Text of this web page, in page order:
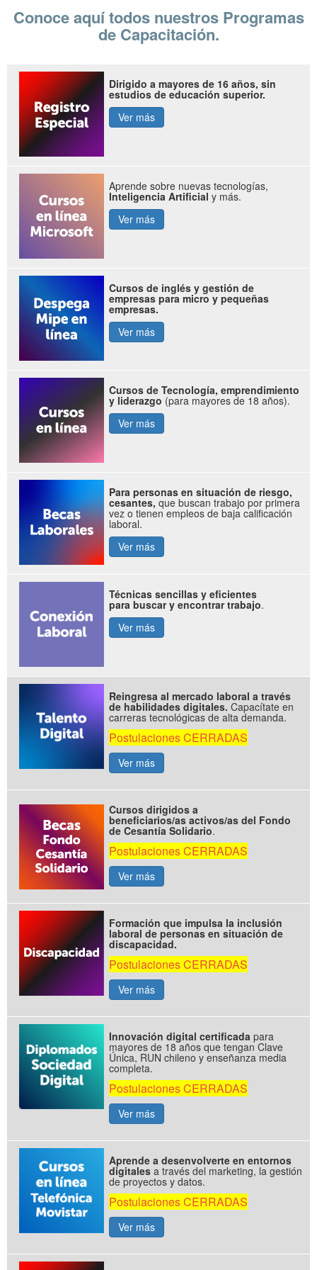
Conoce aquí todos nuestros Programas
de Capacitación.
Dirigido a mayores de 16 años, sin
estudios de educación superior.
Ver más
Aprende sobre nuevas tecnologías,
Inteligencia Artificial y más.
Ver más
Cursos de inglés y gestión de
empresas para micro y pequeñas
empresas.
Ver más
Cursos de Tecnología, emprendimiento
y liderazgo (para mayores de 18 años).
Ver más
Para personas en situación de riesgo,
cesantes, que buscan trabajo por primera
vez o tienen empleos de baja calificación
laboral.
Ver más
Técnicas sencillas y eficientes
para buscar y encontrar trabajo.
Ver más
Reingresa al mercado laboral a través
de habilidades digitales. Capacítate en
carreras tecnológicas de alta demanda.
Postulaciones CERRADAS
Ver más
Cursos dirigidos a
beneficiarios/as activos/as del Fondo
de Cesantía Solidario.
Postulaciones CERRADAS
Ver más
Formación que impulsa la inclusión
laboral de personas en situación de
discapacidad.
Postulaciones CERRADAS
Ver más
Innovación digital certificada para
mayores de 18 años que tengan Clave
Única, RUN chileno y enseñanza media
completa.
Postulaciones CERRADAS
Ver más
Aprende a desenvolverte en entornos
digitales a través del marketing, la gestión
de proyectos y datos.
Postulaciones CERRADAS
Ver más